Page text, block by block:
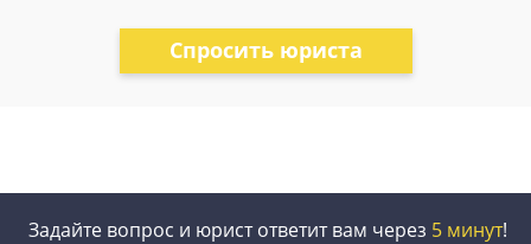
Спросить юриста
Задайте вопрос и юрист ответит вам через 5 минут!